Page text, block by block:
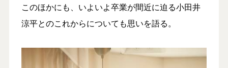
このほかにも、いよいよ卒業が間近に迫る小田井
涼平とのこれからについても思いを語る。